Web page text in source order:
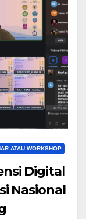
ATAU WORKSHOP
Digital
Nasional